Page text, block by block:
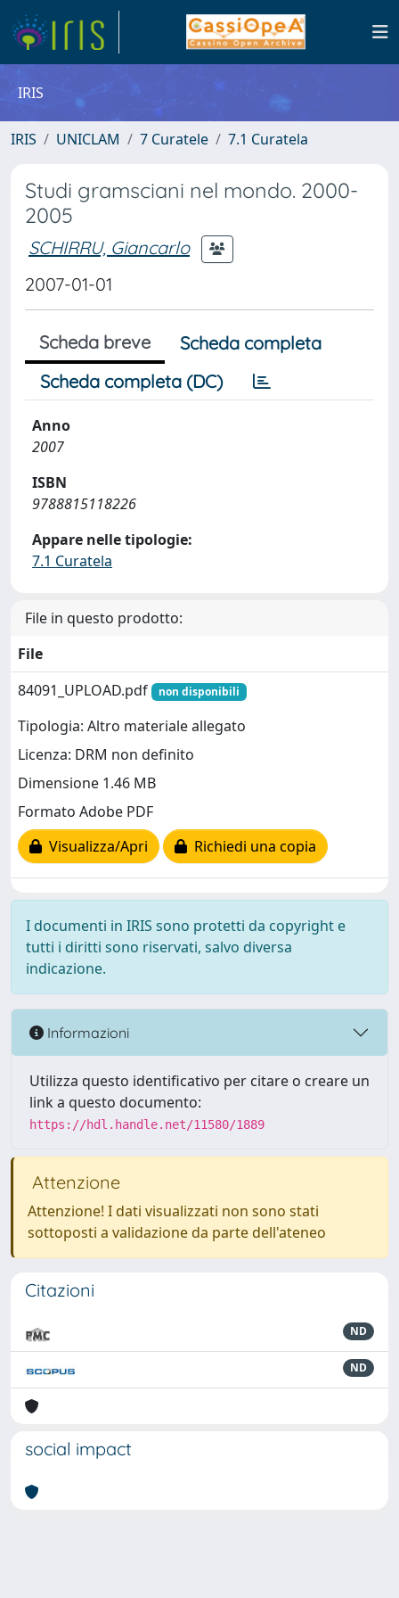
IRIS
IRIS UNICLAM 7 Curatele 7.1 Curatela
Studi gramsciani nel mondo. 2000-
2005
SCHIRRU, Giancarlo
2007-01-01
Scheda breve
Scheda completa
Scheda completa (DC)
Anno
2007
ISBN
9788815118226
Appare nelle tipologie:
7.1 Curatela
File in questo prodotto:
File
84091_UPLOAD.pdf
non disponibili
Tipologia: Altro materiale allegato
Licenza: DRM non definito
Dimensione 1.46 MB
Formato Adobe PDF
Visualizza/Apri
Richiedi una copia
I documenti in IRIS sono protetti da copyright e
tutti i diritti sono riservati, salvo diversa
indicazione.
Informazioni
Utilizza questo identificativo per citare o creare un
link a questo documento:
https://hdl.handle.net/11580/1889
Attenzione
Attenzione! I dati visualizzati non sono stati
sottoposti a validazione da parte dell'ateneo
Citazioni
ND
ND
social impact